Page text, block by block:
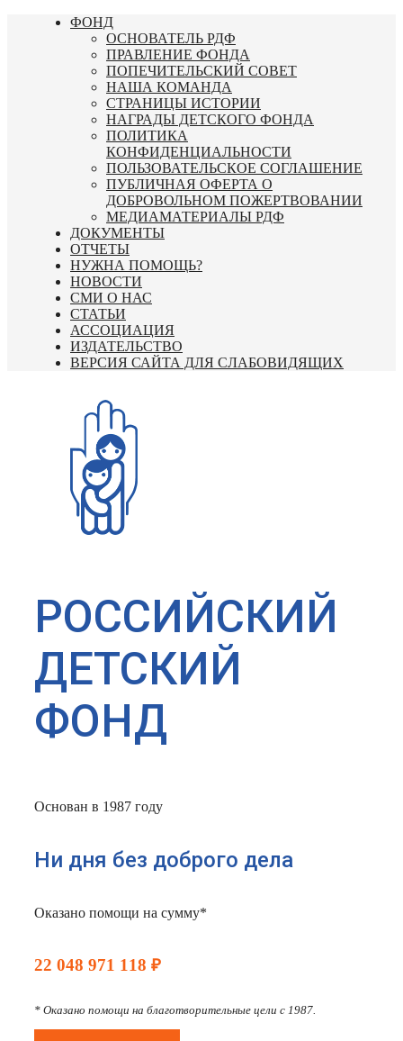
Перейти
ФОНД
ОСНОВАТЕЛЬ РДФ
ПРАВЛЕНИЕ ФОНДА
ПОПЕЧИТЕЛЬСКИЙ СОВЕТ
НАША КОМАНДА
СТРАНИЦЫ ИСТОРИИ
НАГРАДЫ ДЕТСКОГО ФОНДА
ПОЛИТИКА
КОНФИДЕНЦИАЛЬНОСТИ
ПОЛЬЗОВАТЕЛЬСКОЕ СОГЛАШЕНИЕ
ПУБЛИЧНАЯ ОФЕРТА О
ДОБРОВОЛЬНОМ ПОЖЕРТВОВАНИИ
МЕДИАМАТЕРИАЛЫ РДФ
ДОКУМЕНТЫ
ОТЧЕТЫ
НУЖНА ПОМОЩЬ?
НОВОСТИ
СМИ О НАС
СТАТЬИ
АССОЦИАЦИЯ
ИЗДАТЕЛЬСТВО
ВЕРСИЯ САЙТА ДЛЯ СЛАБОВИДЯЩИХ
РОССИЙСКИЙ
ДЕТСКИЙ
ФОНД
Основан в 1987 году
Ни дня без доброго дела
Оказано помощи на сумму*
22 048 971 118 ₽
* Оказано помощи на благотворительные цели с 1987.